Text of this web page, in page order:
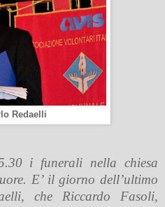
Redaelli
i funerali nella chiesa
E’ il giorno dell’ultimo
che Riccardo Fasoli,